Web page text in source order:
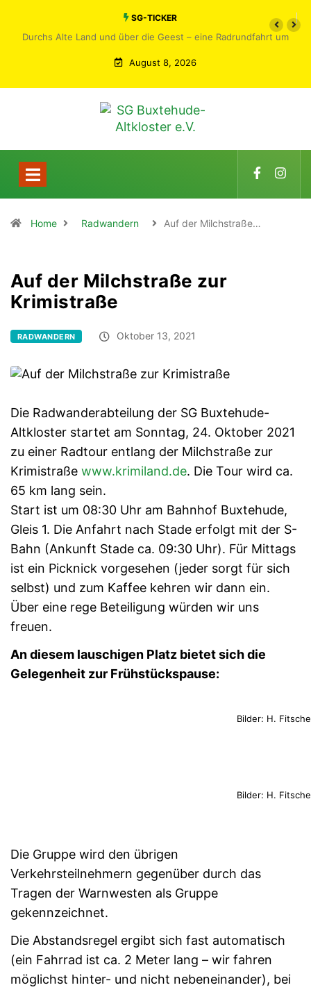
SG-TICKER
Durchs Alte Land und über die Geest – eine Radrundfahrt um
August 8, 2026
Home Radwandern Auf der Milchstraße…
Auf der Milchstraße zur
Krimistraße
RADWANDERN Oktober 13, 2021
Die Radwanderabteilung der SG Buxtehude-
Altkloster startet am Sonntag, 24. Oktober 2021
zu einer Radtour entlang der Milchstraße zur
Krimistraße www.krimiland.de. Die Tour wird ca.
65 km lang sein.
Start ist um 08:30 Uhr am Bahnhof Buxtehude,
Gleis 1. Die Anfahrt nach Stade erfolgt mit der S-
Bahn (Ankunft Stade ca. 09:30 Uhr). Für Mittags
ist ein Picknick vorgesehen (jeder sorgt für sich
selbst) und zum Kaffee kehren wir dann ein.
Über eine rege Beteiligung würden wir uns
freuen.
An diesem lauschigen Platz bietet sich die
Gelegenheit zur Frühstückspause:
Bilder: H.
Bilder: H.
Die Gruppe wird den übrigen
Verkehrsteilnehmern gegenüber durch das
Tragen der Warnwesten als Gruppe
gekennzeichnet.
Die Abstandsregel ergibt sich fast automatisch
(ein Fahrrad ist ca. 2 Meter lang – wir fahren
möglichst hinter- und nicht nebeneinander), bei